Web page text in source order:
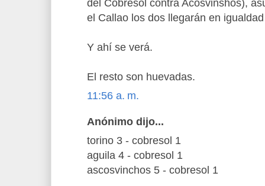
del Cobresol contra Acosvinshos),
el Callao los dos llegarán en
Y ahí se verá.
El resto son huevadas.
11:56 a. m.
Anónimo dijo...
torino 3 - cobresol 1
aguila 4 - cobresol 1
ascosvinchos 5 - cobresol 1